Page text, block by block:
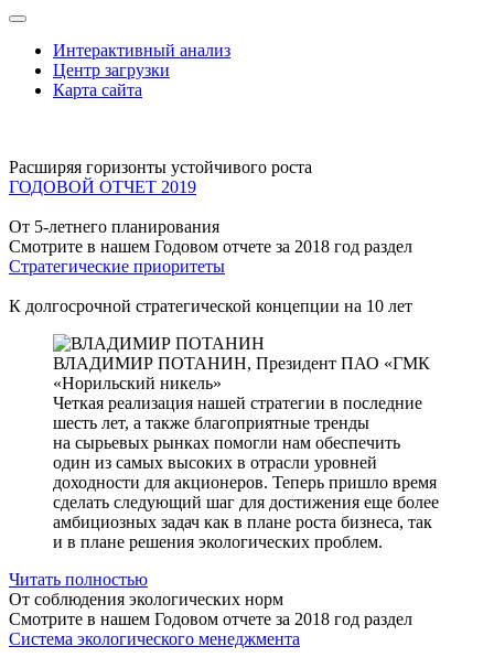
Интерактивный анализ
Центр загрузки
Карта сайта
Расширяя горизонты устойчивого роста
ГОДОВОЙ ОТЧЕТ 2019
От 5-летнего планирования
Смотрите в нашем Годовом отчете за 2018 год раздел
Стратегические приоритеты
К долгосрочной стратегической концепции на 10 лет
ВЛАДИМИР ПОТАНИН, Президент ПАО «ГМК
«Норильский никель»
Четкая реализация нашей стратегии в последние
шесть лет, а также благоприятные тренды
на сырьевых рынках помогли нам обеспечить
один из самых высоких в отрасли уровней
доходности для акционеров. Теперь пришло время
сделать следующий шаг для достижения еще более
амбициозных задач как в плане роста бизнеса, так
и в плане решения экологических проблем.
Читать полностью
От соблюдения экологических норм
Смотрите в нашем Годовом отчете за 2018 год раздел
Система экологического менеджмента